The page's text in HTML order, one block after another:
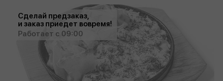
Сделай предзаказ,
и заказ приедет вовремя!
Работает с 09:00